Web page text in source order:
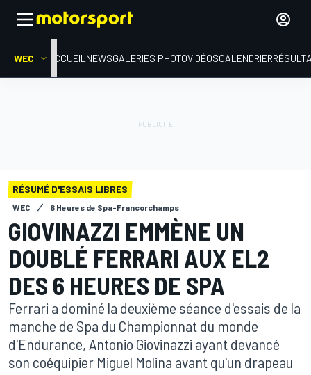
WEC ACCUEIL NEWSGALERIES PHOTOVIDÉOSCALENDRIER
RÉSUMÉ D'ESSAIS LIBRES
WEC 6 Heures de Spa-Francorchamps
GIOVINAZZI EMMÈNE UN
DOUBLÉ FERRARI AUX EL2
DES 6 HEURES DE SPA
Ferrari a dominé la deuxième séance d'essais de la
manche de Spa du Championnat du monde
d'Endurance, Antonio Giovinazzi ayant devancé
son coéquipier Miguel Molina avant qu'un drapeau